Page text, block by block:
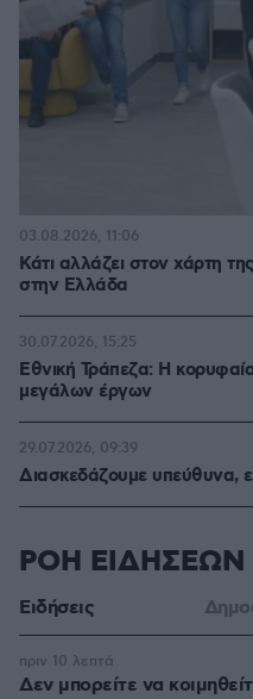
Κάτι αλλάζει στον χάρτη
στην Ελλάδα
03.08.2026, 11:06
Εθνική Τράπεζα: Η
μεγάλων έργων
30.07.2026, 15:25
Διασκεδάζουμε υπεύθυνα,
29.07.2026, 09:39
ΡΟΗ ΕΙΔΗΣΕΩΝ
Ειδήσεις
Δεν μπορείτε να
πριν 10 λεπτά